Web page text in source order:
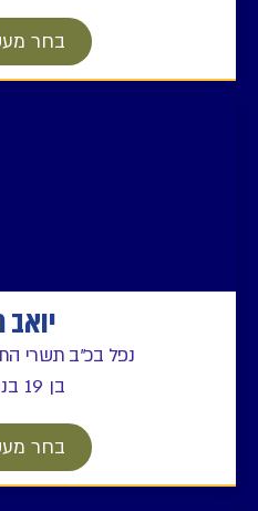
בחר
יואב
נפל בכ"ב תשרי
בן 19 בנופלו
בחר